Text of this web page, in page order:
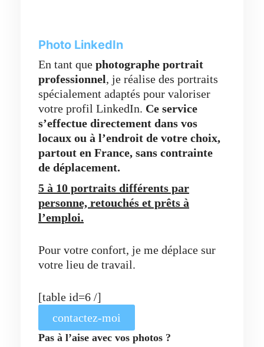
Photo LinkedIn
En tant que photographe portrait
professionnel, je réalise des portraits
spécialement adaptés pour valoriser
votre profil LinkedIn. Ce service
s’effectue directement dans vos
locaux ou à l’endroit de votre choix,
partout en France, sans contrainte
de déplacement.
5 à 10 portraits différents par
personne, retouchés et prêts à
l’emploi.
Pour votre confort, je me déplace sur
votre lieu de travail.
[table id=6 /]
contactez-moi
Pas à l’aise avec vos photos ?